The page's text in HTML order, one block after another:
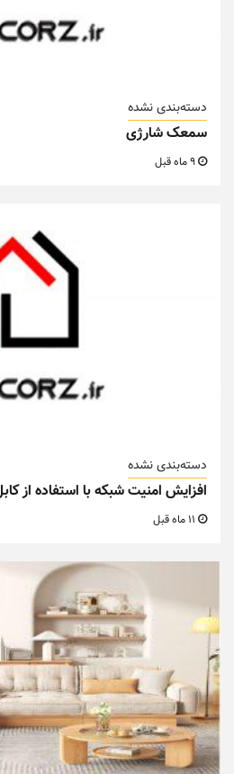
دسته‌بندی نشده
سمعک شارژی
دسته‌بندی نشده
افزایش امنیت شبکه با استفاده از